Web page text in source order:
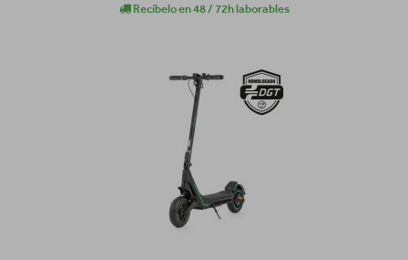
Recíbelo en 48 / 72h laborables